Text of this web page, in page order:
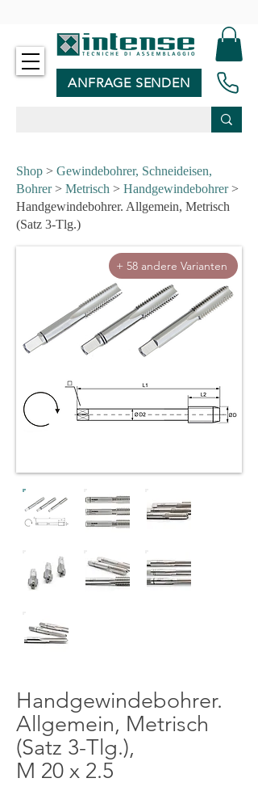
ANFRAGE SENDEN
Shop > Gewindebohrer, Schneideisen,
Bohrer> Metrisch > Handgewindebohrer>
Handgewindebohrer. Allgemein, Metrisch
(Satz 3-Tlg.)
+ 58 andere Varianten
Handgewindebohrer.
Allgemein, Metrisch
(Satz 3-Tlg.),
M 20 x 2.5